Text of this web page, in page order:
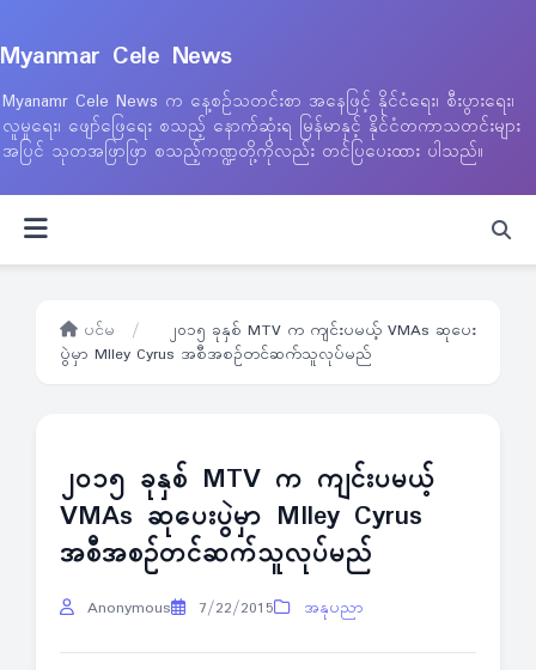
Myanmar Cele News
Myanamr Cele News က နေ့စဉ်သတင်းစာ အနေဖြင့် နိုင်ငံရေး၊ စီးပွားရေး၊
လူမှုရေး၊ ဖျော်ဖြေရေး စသည့် နောက်ဆုံးရ မြန်မာနှင့် နိုင်ငံတကာသတင်းများ
အပြင် သုတအဖြာဖြာ စသည့်ကဏ္ဍတို့ကိုလည်း တင်ပြပေးထား ပါသည်။
ပင်မ /
၂၀၁၅ ခုနှစ် MTV က ကျင်းပမယ့် VMAs ဆုပေး
ပွဲမှာ MIley Cyrus အစီအစဉ်တင်ဆက်သူလုပ်မည်
၂၀၁၅ ခုနှစ် MTV က ကျင်းပမယ့်
VMAs ဆုပေးပွဲမှာ MIley Cyrus
အစီအစဉ်တင်ဆက်သူလုပ်မည်
Anonymous 7/22/2015 အနုပညာ